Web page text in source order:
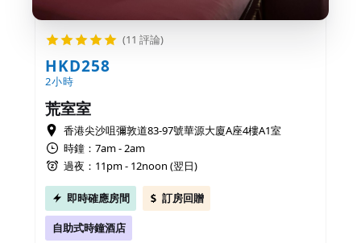
(11 評論)
HKD258
2小時
荒室室
香港尖沙咀彌敦道83-97號華源大廈A座4樓A1室
時鐘：7am - 2am
過夜：11pm - 12noon (翌日)
即時確應房間 訂房回贈
自助式時鐘酒店